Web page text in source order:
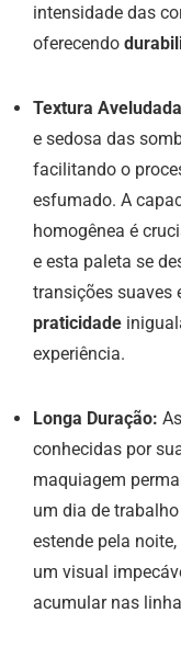
intensidade das
oferecendo
Textura
e sedosa das
facilitando o
esfumado. A
homogênea é
e esta paleta se
transições suaves
praticidade
experiência.
Longa Duração:
conhecidas por
maquiagem
um dia de
estende pela noite,
um visual
acumular nas